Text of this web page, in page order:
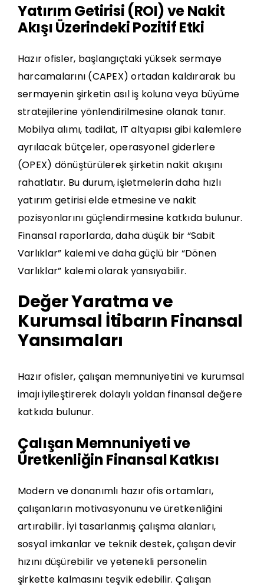
Yatırım Getirisi (ROI) ve Nakit
Akışı Üzerindeki Pozitif Etki
Hazır ofisler, başlangıçtaki yüksek sermaye
harcamalarını (CAPEX) ortadan kaldırarak bu
sermayenin şirketin asıl iş koluna veya büyüme
stratejilerine yönlendirilmesine olanak tanır.
Mobilya alımı, tadilat, IT altyapısı gibi kalemlere
ayrılacak bütçeler, operasyonel giderlere
(OPEX) dönüştürülerek şirketin nakit akışını
rahatlatır. Bu durum, işletmelerin daha hızlı
yatırım getirisi elde etmesine ve nakit
pozisyonlarını güçlendirmesine katkıda bulunur.
Finansal raporlarda, daha düşük bir “Sabit
Varlıklar” kalemi ve daha güçlü bir “Dönen
Varlıklar” kalemi olarak yansıyabilir.
Değer Yaratma ve
Kurumsal İtibarın Finansal
Yansımaları
Hazır ofisler, çalışan memnuniyetini ve kurumsal
imajı iyileştirerek dolaylı yoldan finansal değere
katkıda bulunur.
Çalışan Memnuniyeti ve
Üretkenliğin Finansal Katkısı
Modern ve donanımlı hazır ofis ortamları,
çalışanların motivasyonunu ve üretkenliğini
artırabilir. İyi tasarlanmış çalışma alanları,
sosyal imkanlar ve teknik destek, çalışan devir
hızını düşürebilir ve yetenekli personelin
şirkette kalmasını teşvik edebilir. Çalışan